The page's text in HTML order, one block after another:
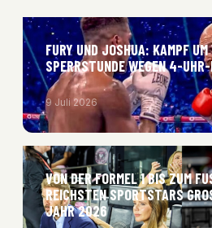
FURY UND JOSHUA: KAMPF
SPERRSTUNDE WEGEN 4-
9 Juli 2026
VON DER FORMEL 1 BIS ZUM
EICHSTEN SPORTSTARS
HR 2026